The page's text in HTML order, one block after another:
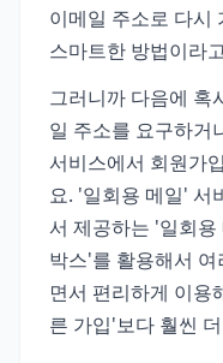
이메일 주소로 다시
스마트한 방법이라
그러니까 다음에 혹
일 주소를 요구하거
서비스에서 회원가
요. '일회용 메일' 서
서 제공하는 '일회
박스'를 활용해서
면서 편리하게 이용
른 가입'보다 훨씬